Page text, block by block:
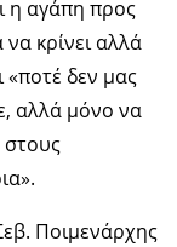
η αγάπη προς
κρίνει αλλά
«ποτέ δεν μας
αλλά μόνο να
στους
Ποιμενάρχης